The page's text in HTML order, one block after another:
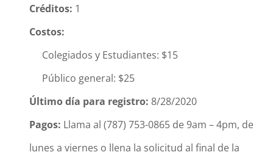
Créditos: 1
Costos:
Colegiados y Estudiantes: $15
Público general: $25
Último día para registro: 8/28/2020
Pagos: Llama al (787) 753-0865 de 9am – 4pm, de
lunes a viernes o llena la solicitud al final de la